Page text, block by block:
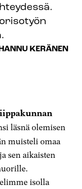
KERÄNEN
läsnä olemisen
muisteli omaa
sen aikaisten
isolla